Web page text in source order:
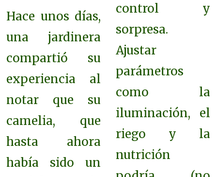
Hace unos días,
una jardinera
compartió su
experiencia al
notar que su
camelia, que
hasta ahora
había sido un
control y
sorpresa.
Ajustar
parámetros
como la
iluminación, el
riego y la
nutrición